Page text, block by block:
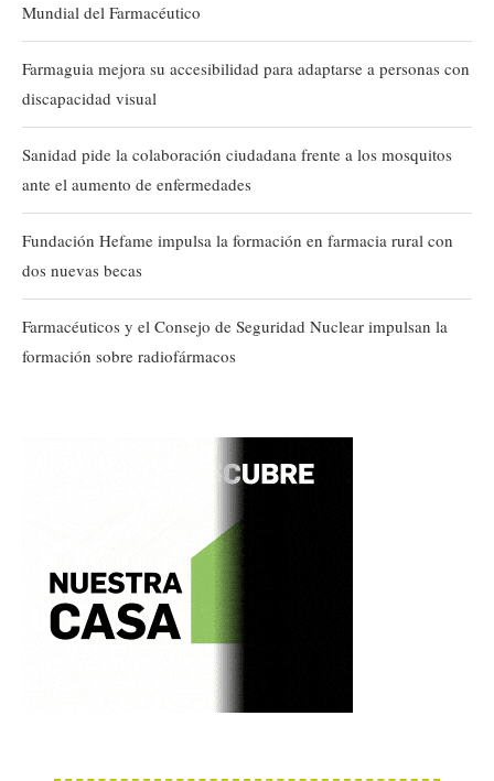
Mundial del Farmacéutico
Farmaguia mejora su accesibilidad para adaptarse a personas con
discapacidad visual
Sanidad pide la colaboración ciudadana frente a los mosquitos
ante el aumento de enfermedades
Fundación Hefame impulsa la formación en farmacia rural con
dos nuevas becas
Farmacéuticos y el Consejo de Seguridad Nuclear impulsan la
formación sobre radiofármacos